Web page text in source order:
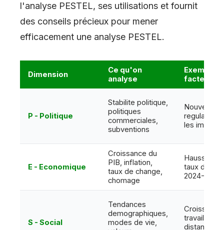
l'analyse PESTEL, ses utilisations et fournit
des conseils précieux pour mener
efficacement une analyse PESTEL.
Dimension
Ce qu'on
analyse
Exemple
facteur
P - Politique
Stabilite politique,
politiques
commerciales,
subventions
Nouvelles
regulations
les
E - Economique
Croissance du
PIB, inflation,
taux de change,
chomage
Hausse
taux
2024-2025
S - Social
Tendances
demographiques,
modes de vie,
Croissance
travail a
distance